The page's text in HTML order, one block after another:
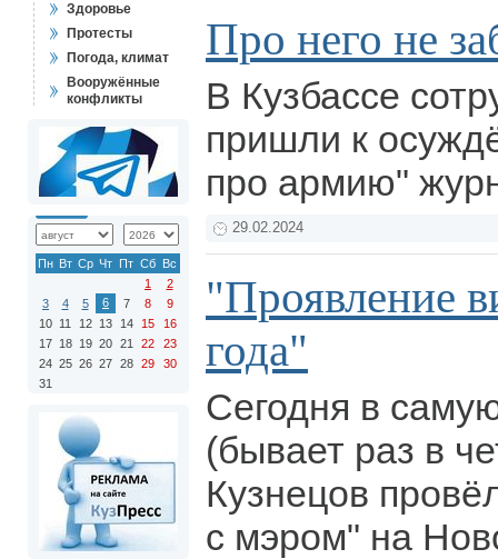
Здоровье
Протесты
Погода, климат
Вооружённые
конфликты
Пн Вт Ср Чт Пт Сб Вс
1
2
3
4 5 6 7 8
9
10 11 12 13 14 15
16
17 18 19 20 21 22
23
24 25 26 27 28 29
30
31
Про него не
В Кузбассе
пришли к
про армию"
29.02.2024
"Проявление
года"
Сегодня в
(бывает раз в
Кузнецов
с мэром" на